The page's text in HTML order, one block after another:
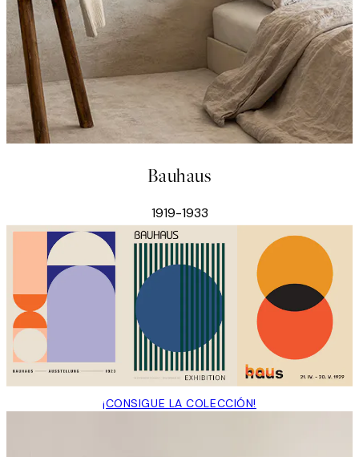
Bauhaus
1919-1933
¡CONSIGUE LA COLECCIÓN!